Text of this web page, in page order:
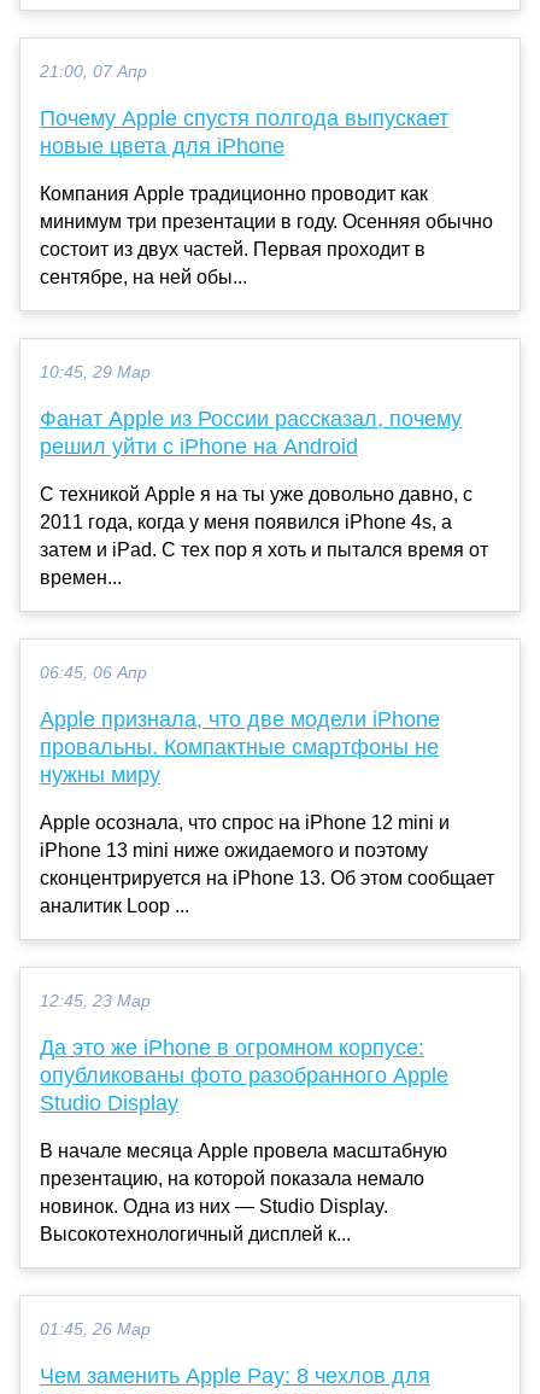
21:00, 07 Апр
Почему Apple спустя полгода выпускает
новые цвета для iPhone
Компания Apple традиционно проводит как
минимум три презентации в году. Осенняя обычно
состоит из двух частей. Первая проходит в
сентябре, на ней обы...
10:45, 29 Мар
Фанат Apple из России рассказал, почему
решил уйти с iPhone на Android
С техникой Apple я на ты уже довольно давно, с
2011 года, когда у меня появился iPhone 4s, а
затем и iPad. С тех пор я хоть и пытался время от
времен...
06:45, 06 Апр
Apple признала, что две модели iPhone
провальны. Компактные смартфоны не
нужны миру
Apple осознала, что спрос на iPhone 12 mini и
iPhone 13 mini ниже ожидаемого и поэтому
сконцентрируется на iPhone 13. Об этом сообщает
аналитик Loop ...
12:45, 23 Мар
Да это же iPhone в огромном корпусе:
опубликованы фото разобранного Apple
Studio Display
В начале месяца Apple провела масштабную
презентацию, на которой показала немало
новинок. Одна из них — Studio Display.
Высокотехнологичный дисплей к...
01:45, 26 Мар
Чем заменить Apple Pay: 8 чехлов для